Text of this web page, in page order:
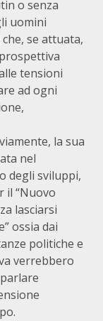
o senza
uomini
se attuata,
tensioni
ad ogni
sua
nel
degli sviluppi,
il “Nuovo
lasciarsi
ossia dai
politiche e
verrebbero